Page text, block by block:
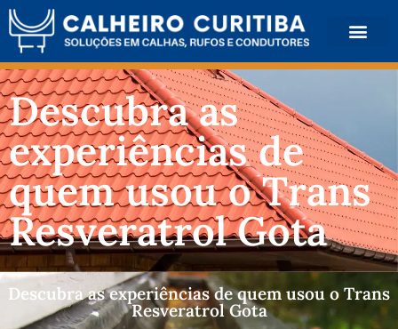
Descubra as
experiências de
quem usou o Trans
Resveratrol Gota
Descubra as experiências de quem usou o Trans
Resveratrol Gota